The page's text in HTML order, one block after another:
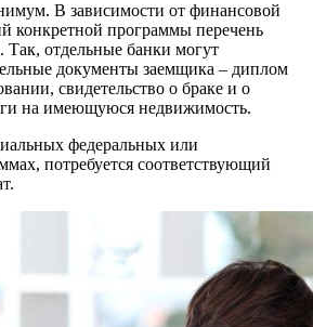
В зависимости от финансовой
конкретной программы перечень
отдельные банки могут
документы заемщика – диплом
свидетельство о браке и о
на имеющуюся недвижимость.
федеральных или
потребуется соответствующий